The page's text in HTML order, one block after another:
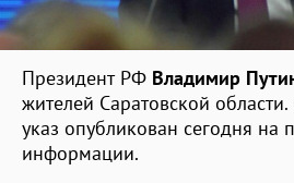
Президент РФ Владимир
жителей Саратовской
указ опубликован сегодня на
информации.